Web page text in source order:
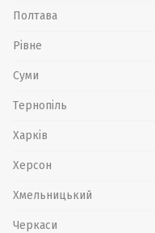
Полтава
Рівне
Суми
Тернопіль
Харків
Херсон
Хмельницький
Черкаси